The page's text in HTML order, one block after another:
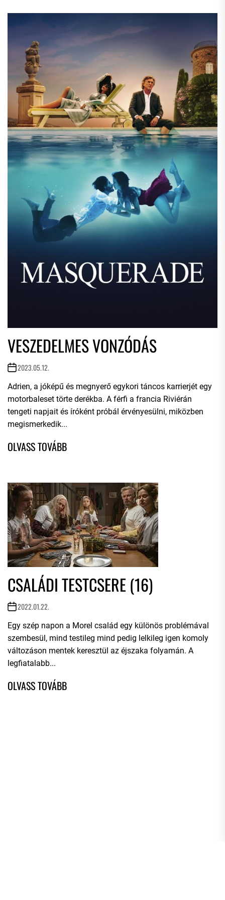
VESZEDELMES VONZÓDÁS
2023.05.12.
Adrien, a jóképű és megnyerő egykori táncos karrierjét egy
motorbaleset törte derékba. A férfi a francia Riviérán
tengeti napjait és íróként próbál érvényesülni, miközben
megismerkedik...
CSALÁDI TESTCSERE (16)
2022.01.22.
Egy szép napon a Morel család egy különös problémával
szembesül, mind testileg mind pedig lelkileg igen komoly
változáson mentek keresztül az éjszaka folyamán. A
legfiatalabb...